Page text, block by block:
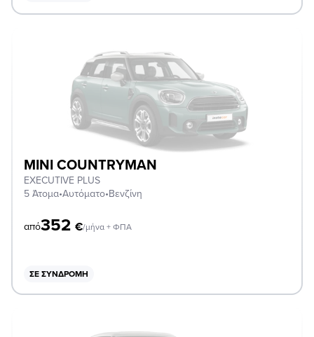
MINI COUNTRYMAN
EXECUTIVE PLUS
5 Άτομα•Αυτόματο•Βενζίνη
από352 €/μήνα + ΦΠΑ
ΣΕ ΣΥΝΔΡΟΜΉ